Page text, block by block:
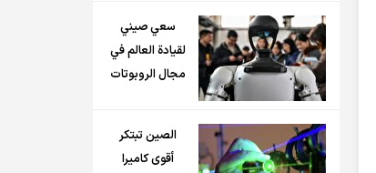
سعي صيني
لقيادة العالم في
مجال الروبوتات
الصين تبتكر
أقوى كاميرا